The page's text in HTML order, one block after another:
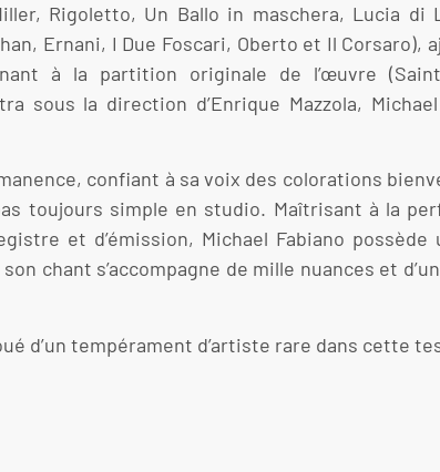
Rigoletto, Un Ballo in maschera, Lucia di
Ernani, I Due Foscari, Oberto et Il Corsaro),
à la partition originale de l’œuvre (Saint
sous la direction d’Enrique Mazzola,
confiant à sa voix des colorations
toujours simple en studio. Maîtrisant à la
et d’émission, Michael Fabiano possède
chant s’accompagne de mille nuances et
d’un tempérament d’artiste rare dans cette